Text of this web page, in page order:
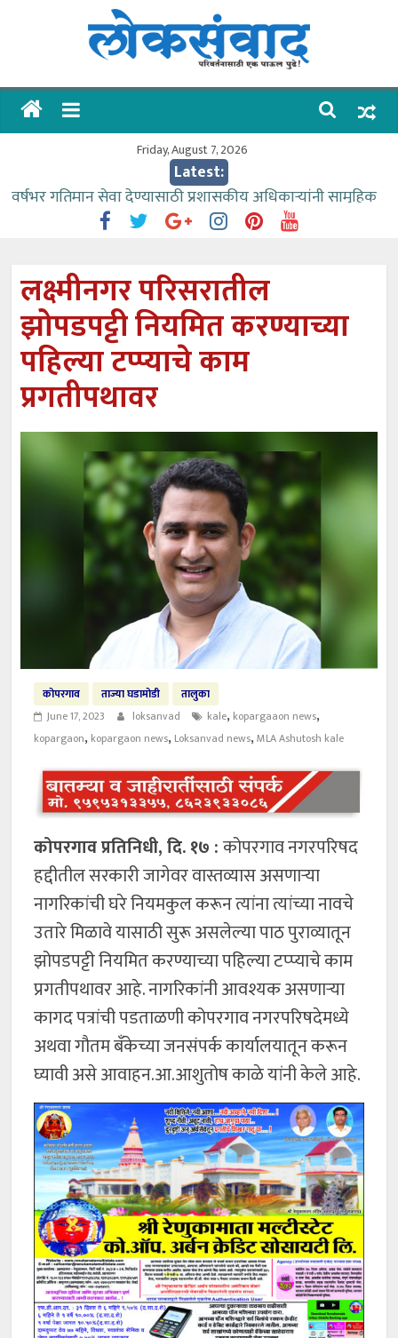
लोकसंवाद
ताज्या
Friday, August 7, 2026
Latest:
वर्षभर गतिमान सेवा देण्यासाठी प्रशासकीय अधिकाऱ्यांनी सामुहिक
प्रयत्न करावे – आमदार काळे
आत्मामालिक गुरूकूलाचे २२८ विद्यार्थी शिष्यवृत्तीस पात्र
ईच्छा आणि मेहनतीच्या बळावर यश मिळवता येते – शिवप्रसाद
पंडोरे
आमदार आशुतोष काळे यांचा वाढदिवस विविध सामाजिक
उपक्रमांनी साजरा
लक्ष्मीनगर परिसरातील
झोपडपट्टी नियमित करण्याच्या
पहिल्या टप्प्याचे काम
प्रगतीपथावर
कोपरगाव ताज्या घडामोडी
तालुका
June 17, 2023
loksanvad kale, kopargaaon news,
kopargaon, kopargaon news, Loksanvad news,MLA Ashutosh kale
कोपरगाव प्रतिनिधी, दि. १७ :कोपरगाव नगरपरिषद
हद्दीतील सरकारी जागेवर वास्तव्यास असणाऱ्या
नागरिकांची घरे नियमकुल करून त्यांना त्यांच्या नावचे
उतारे मिळावे यासाठी सुरू असलेल्या पाठ पुराव्यातून
झोपडपट्टी नियमित करण्याच्या पहिल्या टप्प्याचे काम
प्रगतीपथावर आहे. नागरिकांनी आवश्यक असणाऱ्या
कागद पत्रांची पडताळणी कोपरगाव नगरपरिषदेमध्ये
अथवा गौतम बँकेच्या जनसंपर्क कार्यालयातून करून
घ्यावी असे आवाहन.आ.आशुतोष काळे यांनी केले आहे.